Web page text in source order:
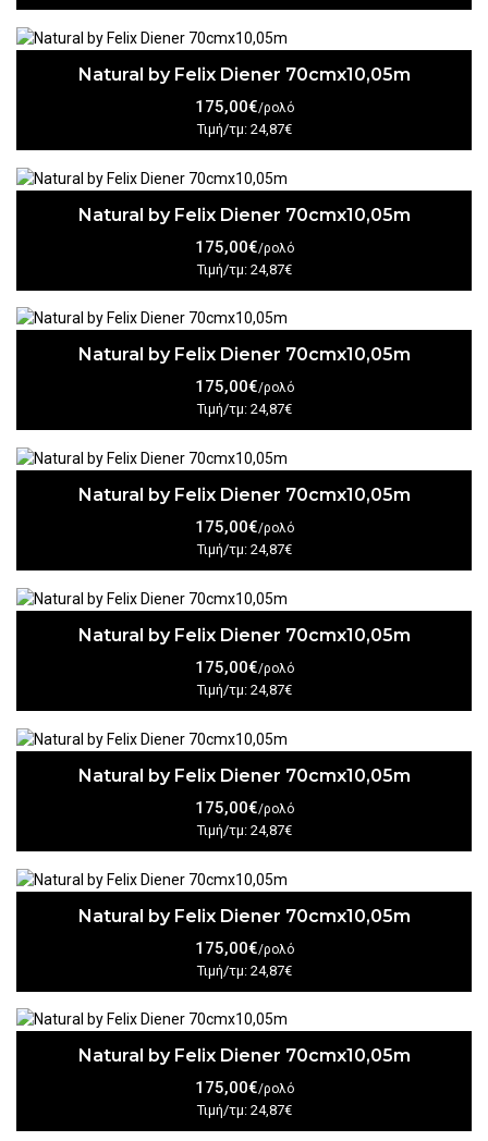
Natural by Felix Diener 70cmx10,05m
175,00€/ρολό
Τιμή/τμ: 24,87€
Natural by Felix Diener 70cmx10,05m
175,00€/ρολό
Τιμή/τμ: 24,87€
Natural by Felix Diener 70cmx10,05m
175,00€/ρολό
Τιμή/τμ: 24,87€
Natural by Felix Diener 70cmx10,05m
175,00€/ρολό
Τιμή/τμ: 24,87€
Natural by Felix Diener 70cmx10,05m
175,00€/ρολό
Τιμή/τμ: 24,87€
Natural by Felix Diener 70cmx10,05m
175,00€/ρολό
Τιμή/τμ: 24,87€
Natural by Felix Diener 70cmx10,05m
175,00€/ρολό
Τιμή/τμ: 24,87€
Natural by Felix Diener 70cmx10,05m
175,00€/ρολό
Τιμή/τμ: 24,87€